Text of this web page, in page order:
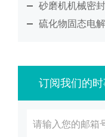
砂磨机机械密封
硫化物固态电解质生产线
订阅我们的